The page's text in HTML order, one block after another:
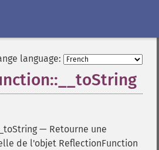
language:
— Retourne une
de l'objet ReflectionFunction